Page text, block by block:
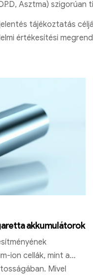
Asztma) szigorúan
tájékoztatás
értékesítési
akkumulátorok
ion cellák, mint a
Mivel